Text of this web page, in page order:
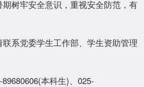
树牢安全意识，重视安全防范，有
系党委学生工作部、学生资助管理
本科生)、025-